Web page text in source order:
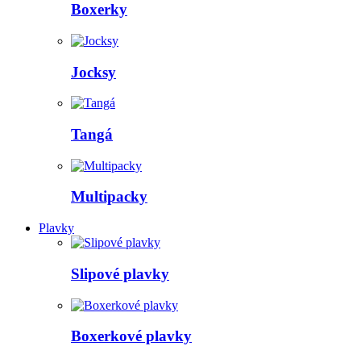
Boxerky
Jocksy
Tangá
Multipacky
Plavky
Slipové plavky
Boxerkové plavky